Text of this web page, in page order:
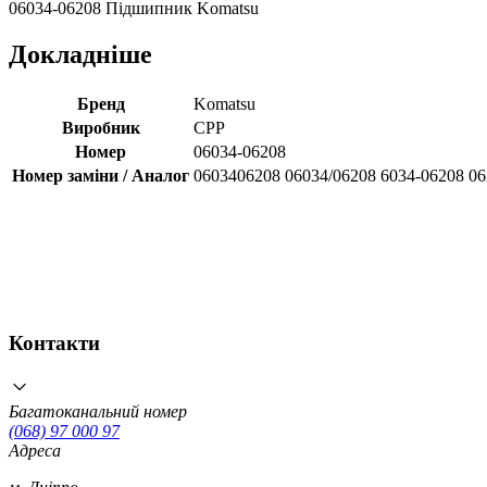
06034-06208 Підшипник Komatsu
Докладніше
Бренд
Komatsu
Виробник
CPP
Номер
06034-06208
Номер заміни / Аналог 0603406208 06034/06208 6034-06208
Контакти
Багатоканальний номер
(068) 97 000 97
Адреса